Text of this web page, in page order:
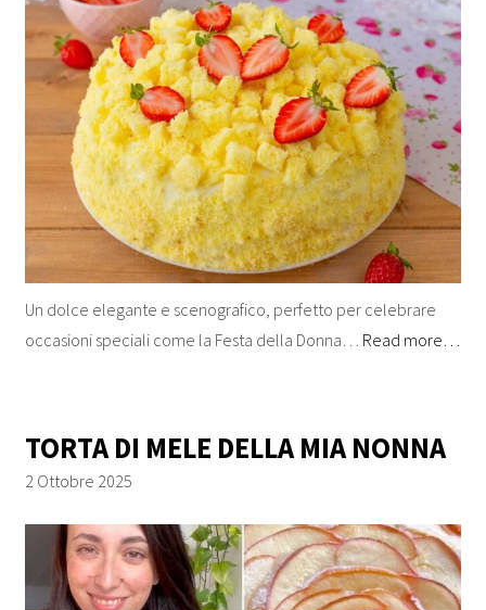
Un dolce elegante e scenografico, perfetto per celebrare
occasioni speciali come la Festa della Donna… Read more…
TORTA DI MELE DELLA MIA NONNA
2 Ottobre 2025